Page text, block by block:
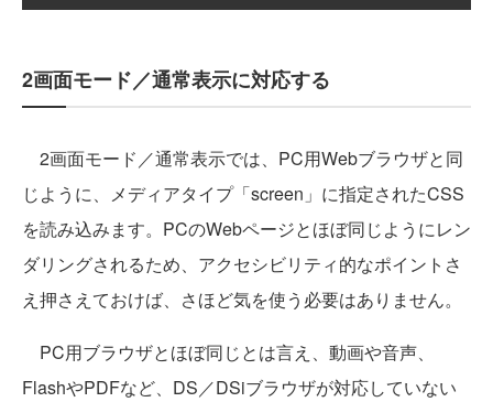
2画面モード／通常表示に対応する
2画面モード／通常表示では、PC用Webブラウザと同
じように、メディアタイプ「screen」に指定されたCSS
を読み込みます。PCのWebページとほぼ同じようにレン
ダリングされるため、アクセシビリティ的なポイントさ
え押さえておけば、さほど気を使う必要はありません。
PC用ブラウザとほぼ同じとは言え、動画や音声、
FlashやPDFなど、DS／DSiブラウザが対応していない